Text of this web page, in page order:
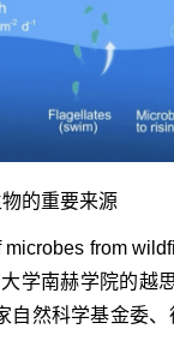
的重要来源
microbes from
学南赫学院的越
然科学基金委、